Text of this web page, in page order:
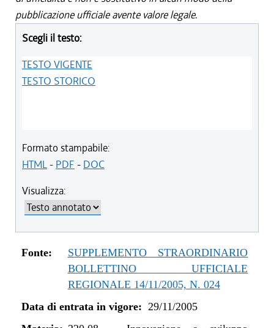
pubblicazione ufficiale avente valore legale.
Scegli il testo:
TESTO VIGENTE
TESTO STORICO
Formato stampabile:
HTML- PDF - DOC
Visualizza:
Fonte:
SUPPLEMENTO STRAORDINARIO
BOLLETTINO UFFICIALE
REGIONALE 14/11/2005, N. 024
Data di entrata in vigore: 29/11/2005